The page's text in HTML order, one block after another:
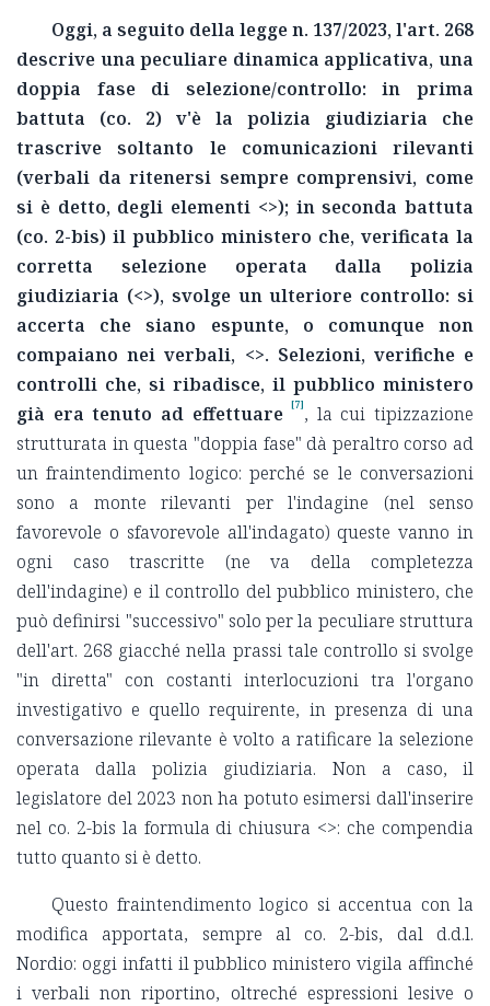
Oggi, a seguito della legge n. 137/2023, l'art. 268
descrive una peculiare dinamica applicativa, una
doppia fase di selezione/controllo: in prima
battuta (co. 2) v'è la polizia giudiziaria che
trascrive soltanto le comunicazioni rilevanti
(verbali da ritenersi sempre comprensivi, come
si è detto, degli elementi <>); in seconda battuta
(co. 2-bis) il pubblico ministero che, verificata la
corretta selezione operata dalla polizia
giudiziaria (<>), svolge un ulteriore controllo: si
accerta che siano espunte, o comunque non
compaiano nei verbali, <>. Selezioni, verifiche e
controlli che, si ribadisce, il pubblico ministero
già era tenuto ad effettuare [7], la cui tipizzazione
strutturata in questa "doppia fase" dà peraltro corso ad
un fraintendimento logico: perché se le conversazioni
sono a monte rilevanti per l'indagine (nel senso
favorevole o sfavorevole all'indagato) queste vanno in
ogni caso trascritte (ne va della completezza
dell'indagine) e il controllo del pubblico ministero, che
può definirsi "successivo" solo per la peculiare struttura
dell'art. 268 giacché nella prassi tale controllo si svolge
"in diretta" con costanti interlocuzioni tra l'organo
investigativo e quello requirente, in presenza di una
conversazione rilevante è volto a ratificare la selezione
operata dalla polizia giudiziaria. Non a caso, il
legislatore del 2023 non ha potuto esimersi dall'inserire
nel co. 2-bis la formula di chiusura <>: che compendia
tutto quanto si è detto.
Questo fraintendimento logico si accentua con la
modifica apportata, sempre al co. 2-bis, dal d.d.l.
Nordio: oggi infatti il pubblico ministero vigila affinché
i verbali non riportino, oltreché espressioni lesive o